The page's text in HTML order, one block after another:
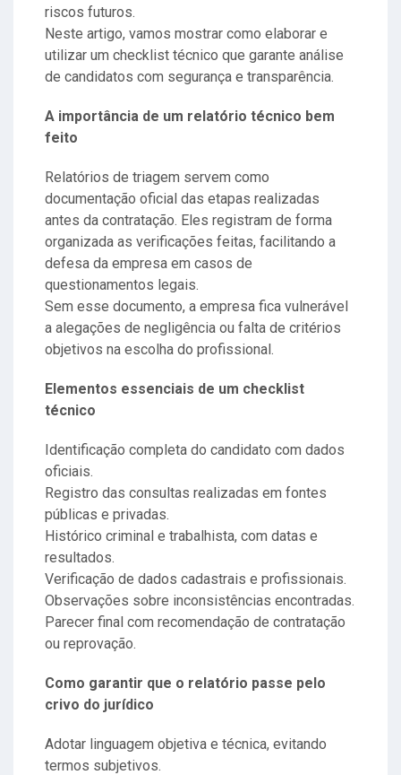
riscos futuros.
Neste artigo, vamos mostrar como elaborar e
utilizar um checklist técnico que garante análise
de candidatos com segurança e transparência.
A importância de um relatório técnico bem
feito
Relatórios de triagem servem como
documentação oficial das etapas realizadas
antes da contratação. Eles registram de forma
organizada as verificações feitas, facilitando a
defesa da empresa em casos de
questionamentos legais.
Sem esse documento, a empresa fica vulnerável
a alegações de negligência ou falta de critérios
objetivos na escolha do profissional.
Elementos essenciais de um checklist
técnico
Identificação completa do candidato com dados
oficiais.
Registro das consultas realizadas em fontes
públicas e privadas.
Histórico criminal e trabalhista, com datas e
resultados.
Verificação de dados cadastrais e profissionais.
Observações sobre inconsistências encontradas.
Parecer final com recomendação de contratação
ou reprovação.
Como garantir que o relatório passe pelo
crivo do jurídico
Adotar linguagem objetiva e técnica, evitando
termos subjetivos.